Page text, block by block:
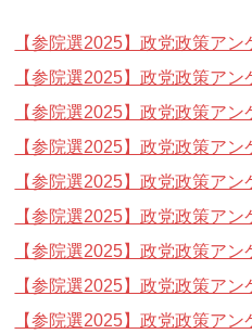
【参院選2025】政党政策ア
【参院選2025】政党政策ア
【参院選2025】政党政策ア
【参院選2025】政党政策ア
【参院選2025】政党政策ア
【参院選2025】政党政策ア
【参院選2025】政党政策ア
【参院選2025】政党政策ア
【参院選2025】政党政策ア